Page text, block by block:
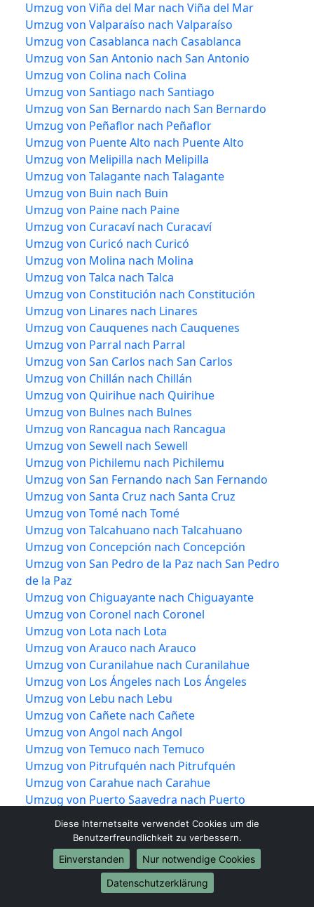
Umzug von Viña del Mar nach Viña del Mar
Umzug von Valparaíso nach Valparaíso
Umzug von Casablanca nach Casablanca
Umzug von San Antonio nach San Antonio
Umzug von Colina nach Colina
Umzug von Santiago nach Santiago
Umzug von San Bernardo nach San Bernardo
Umzug von Peñaflor nach Peñaflor
Umzug von Puente Alto nach Puente Alto
Umzug von Melipilla nach Melipilla
Umzug von Talagante nach Talagante
Umzug von Buin nach Buin
Umzug von Paine nach Paine
Umzug von Curacaví nach Curacaví
Umzug von Curicó nach Curicó
Umzug von Molina nach Molina
Umzug von Talca nach Talca
Umzug von Constitución nach Constitución
Umzug von Linares nach Linares
Umzug von Cauquenes nach Cauquenes
Umzug von Parral nach Parral
Umzug von San Carlos nach San Carlos
Umzug von Chillán nach Chillán
Umzug von Quirihue nach Quirihue
Umzug von Bulnes nach Bulnes
Umzug von Rancagua nach Rancagua
Umzug von Sewell nach Sewell
Umzug von Pichilemu nach Pichilemu
Umzug von San Fernando nach San Fernando
Umzug von Santa Cruz nach Santa Cruz
Umzug von Tomé nach Tomé
Umzug von Talcahuano nach Talcahuano
Umzug von Concepción nach Concepción
Umzug von San Pedro de la Paz nach San Pedro
de la Paz
Umzug von Chiguayante nach Chiguayante
Umzug von Coronel nach Coronel
Umzug von Lota nach Lota
Umzug von Arauco nach Arauco
Umzug von Curanilahue nach Curanilahue
Umzug von Los Ángeles nach Los Ángeles
Umzug von Lebu nach Lebu
Umzug von Cañete nach Cañete
Umzug von Angol nach Angol
Umzug von Temuco nach Temuco
Umzug von Pitrufquén nach Pitrufquén
Umzug von Carahue nach Carahue
Umzug von Puerto Saavedra nach Puerto
Saavedra
Umzug von Villarrica nach Villarrica
Umzug von Pucón nach Pucón
Umzug von Freire nach Freire
Umzug von Valdivia nach Valdivia
Diese Internetseite verwendet Cookies um die
Benutzerfreundlichkeit zu verbessern.
Einverstanden
Nur notwendige Cookies
Datenschutzerklärung